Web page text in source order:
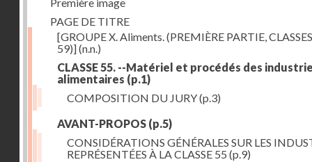
PAGE DE TITRE
[GROUPE X. Aliments. (PREMIÈRE PARTIE,
59)](n.n.)
CLASSE 55. --Matériel et procédés des
alimentaires (p.1)
COMPOSITION DU JURY(p.3)
AVANT-PROPOS (p.5)
CONSIDÉRATIONS GÉNÉRALES SUR LES
REPRÉSENTÉES À LA CLASSE 55 (p.9)